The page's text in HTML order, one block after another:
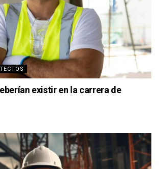
existir en la carrera de